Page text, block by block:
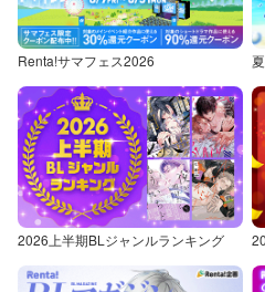
Renta!サマフェス2026
2026上半期BLジャンルランキング